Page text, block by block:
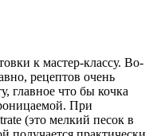
к мастер-классу. Во-
рецептов очень
главное что бы кочка
При
(это мелкий песок в